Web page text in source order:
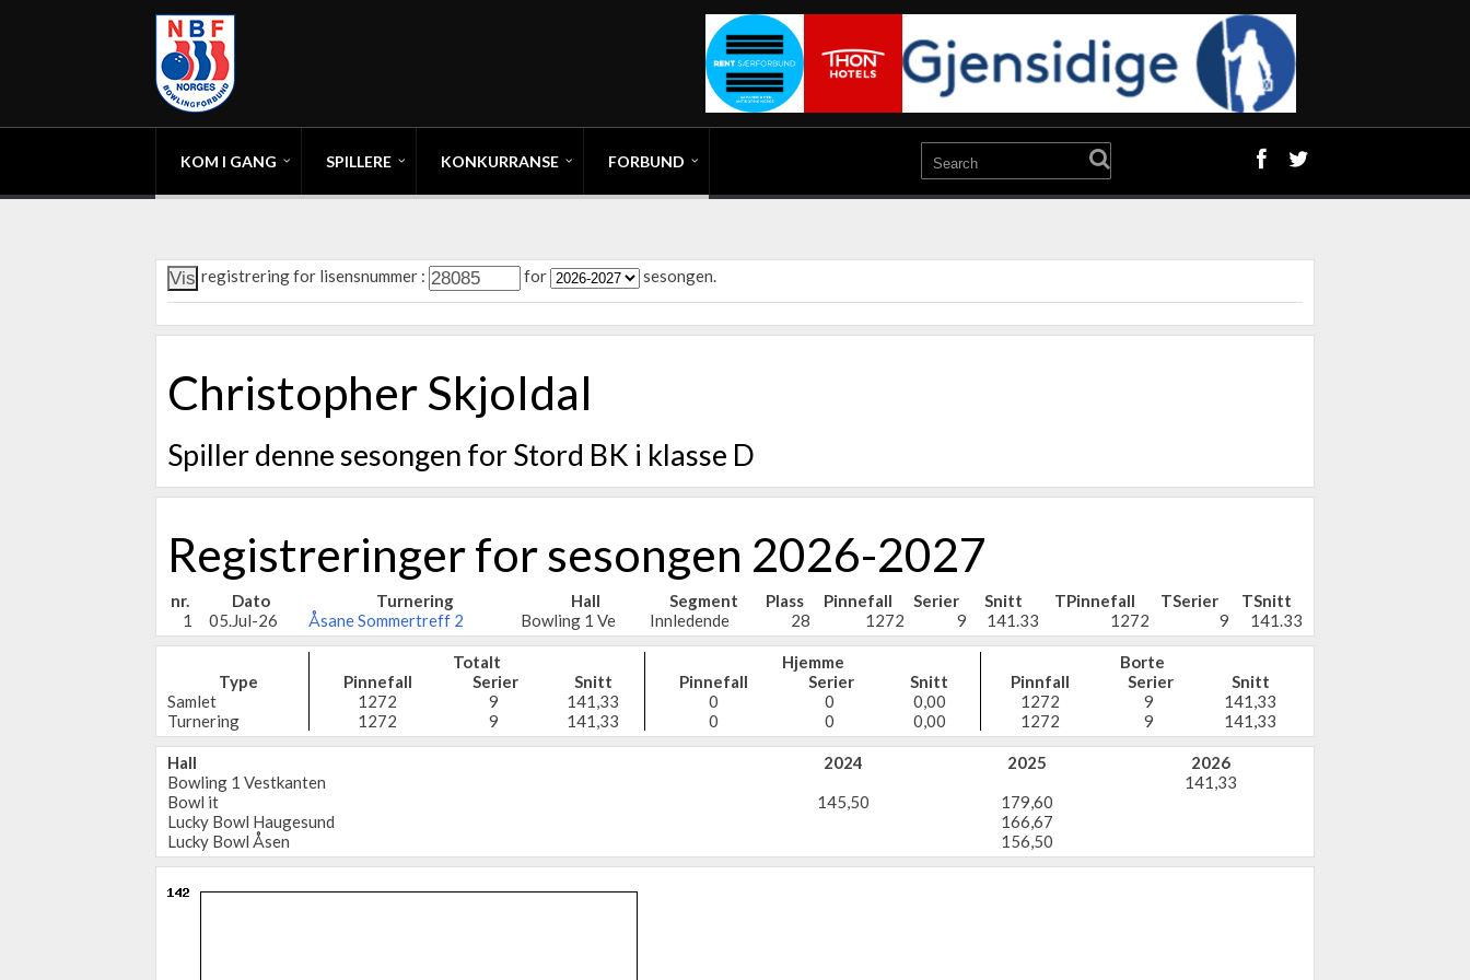
KOM I GANG SPILLERE KONKURRANSE FORBUND
registrering for lisensnummer : for sesongen.
Christopher Skjoldal
Spiller denne sesongen for Stord BK i klasse D
Registreringer for sesongen 2026-2027
nr. Dato Turnering Hall Segment Plass Pinnefall Serier Snitt TPinnefall TSerier
TSnitt
1
05.Jul-26 Åsane Sommertreff 2 Bowling 1 Ve Innledende 28 1272 9 141.33 1272 9 141.33
Totalt Hjemme
Borte
Type
Pinnefall Serier Snitt Pinnefall Serier Snitt Pinnfall Serier
Snitt
Samlet
1272 9 141,33 0 0 0,00 1272 9
141,33
Turnering
1272 9 141,33 0 0 0,00 1272 9 141,33
Hall 2024 2025
2026
Bowling 1 Vestkanten
141,33
Bowl it
145,50
179,60
Lucky Bowl Haugesund
166,67
Lucky Bowl Åsen
156,50